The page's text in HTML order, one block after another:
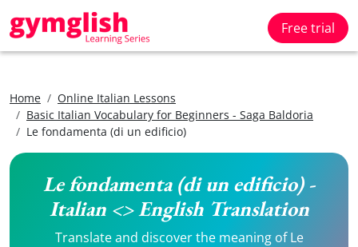
Free trial
Home
Online Italian Lessons
Basic Italian Vocabulary for Beginners - Saga Baldoria
Le fondamenta (di un edificio)
Le fondamenta (di un edificio) -
Italian <> English Translation
Translate and discover the meaning of Le